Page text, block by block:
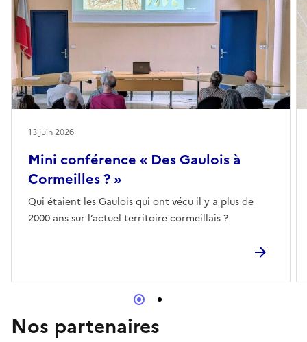
Mini conférence « Des Gaulois à
Cormeilles ? »
Qui étaient les Gaulois qui ont vécu il y a plus de
2000 ans sur l’actuel territoire cormeillais ?
13 juin 2026
Nos partenaires